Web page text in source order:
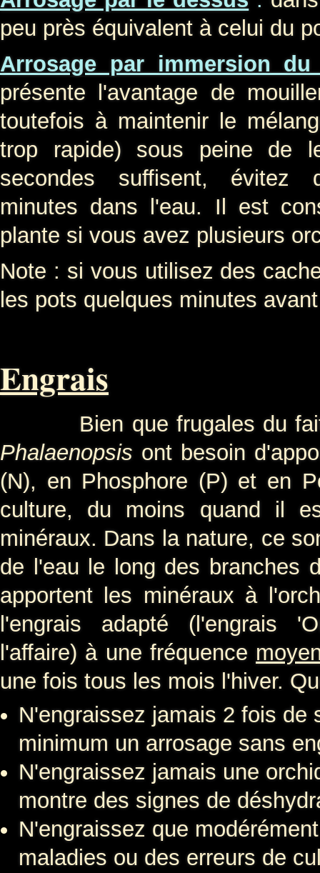
peu près équivalent à celui du
Arrosage par immersion
présente l'avantage de
toutefois à maintenir le
trop rapide) sous peine de
secondes suffisent,
minutes dans l'eau. Il est
plante si vous avez plusieurs
Note : si vous utilisez des
les pots quelques minutes
Engrais
Bien que frugales du fait
Phalaenopsis ont besoin
(N), en Phosphore (P) et en
culture, du moins quand il
minéraux. Dans la nature, ce
de l'eau le long des branches
apportent les minéraux à
l'engrais adapté (l'engrais
l'affaire) à une fréquence
une fois tous les mois l'hiver.
N'engraissez jamais 2 fois de
minimum un arrosage sans
N'engraissez jamais une
montre des signes de
N'engraissez que
maladies ou des erreurs de